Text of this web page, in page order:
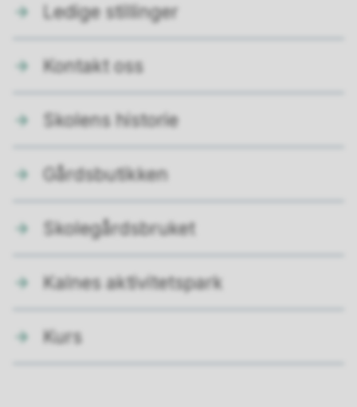
Ledige stillinger
Kontakt oss
Skolens historie
Gårdsbutikken
Skolegårdsbruket
Kalnes aktivitetspark
Kurs